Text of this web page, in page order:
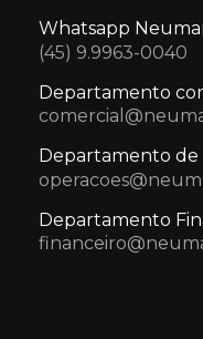
Whatsapp
(45) 9.9963-0040
Departamento
Departamento de
Departamento